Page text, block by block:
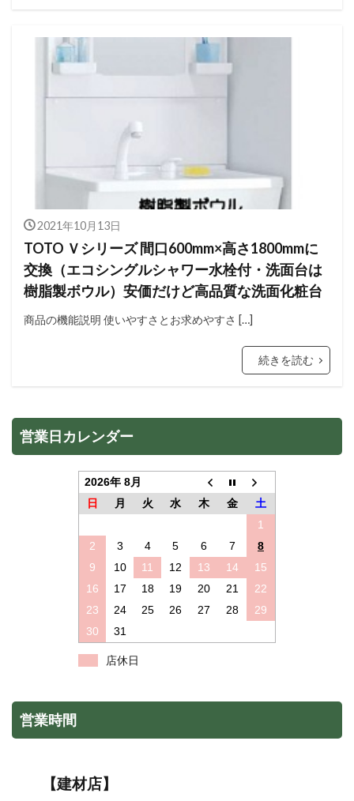
2021年10月13日
TOTO Ｖシリーズ 間口600mm×高さ1800mmに
交換（エコシングルシャワー水栓付・洗面台は
樹脂製ボウル）安価だけど高品質な洗面化粧台
商品の機能説明 使いやすさとお求めやすさ […]
続きを読む
営業日カレンダー
2026年 8月
日
月 火 水 木 金
土
1
2
3 4 5 6 7
8
9
10 11 12 13 14
15
16
17 18 19 20 21
22
23
24 25 26 27 28
29
30
31
店休日
営業時間
【建材店】